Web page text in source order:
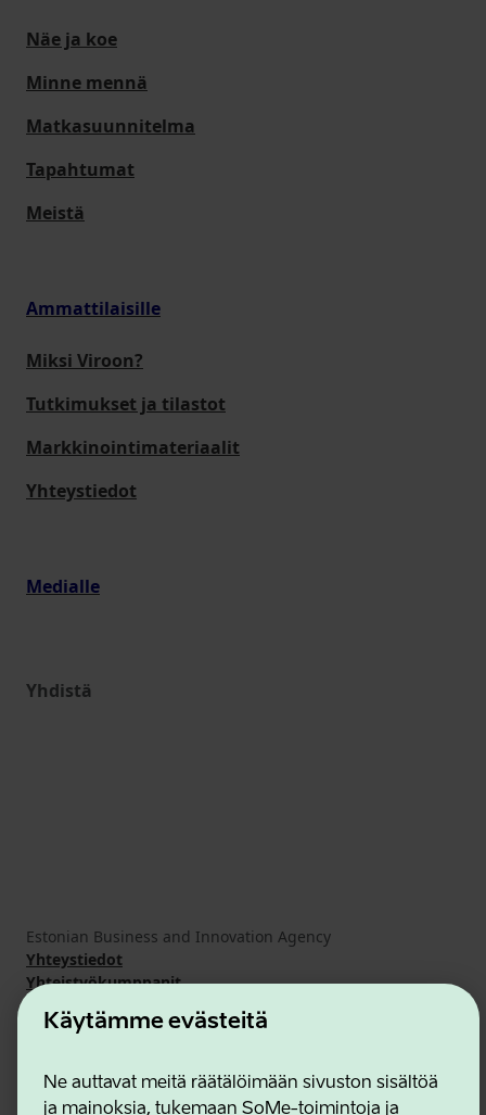
Käytämme evästeitä
Ne auttavat meitä räätälöimään sivuston sisältöä
ja mainoksia, tukemaan SoMe-toimintoja ja
Näe ja koe
Minne mennä
Matkasuunnitelma
Tapahtumat
Meistä
Ammattilaisille
Miksi Viroon?
Tutkimukset ja tilastot
Markkinointimateriaalit
Yhteystiedot
Medialle
Yhdistä
Estonian Business and Innovation Agency
Yhteystiedot
Yhteistyökumppanit
Eväste- ja tietosuojakäytäntö